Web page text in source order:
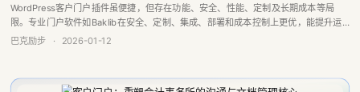
WordPress客户门户插件虽便捷，但存在功能、安全、性能、定制及长期成本等局
限。专业门户软件如Baklib在安全、定制、集成、部署和成本控制上更优，能提升运
营效率与客户满意度，降低总拥有成本，对处理敏感数据或有增长需求的企业更有价
巴克励步 · 2026-01-12